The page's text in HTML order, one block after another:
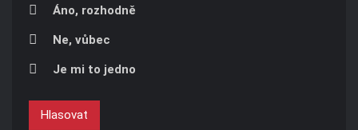
Áno, rozhodně
Ne, vůbec
Je mi to jedno
Hlasovat